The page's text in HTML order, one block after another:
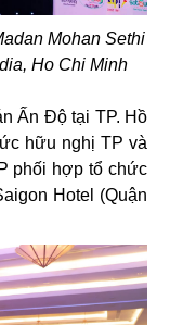
Mohan Sethi
Ho Chi Minh
Ấn Độ tại TP. Hồ
hữu nghị TP và
phối hợp tổ chức
Hotel (Quận